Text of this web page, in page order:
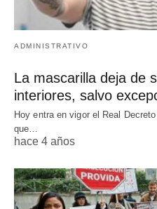
ADMINISTRATIVO
La mascarilla deja de
interiores, salvo
Hoy entra en vigor el Real
que…
hace 4 años